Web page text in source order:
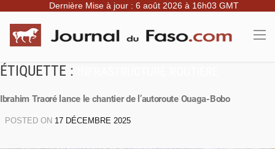
Dernière Mise à jour : 6 août 2026 à 16h03 GMT
ÉTIQUETTE :
Ibrahim Traoré lance le chantier de l’autoroute Ouaga-Bobo
POSTED ON 17 DÉCEMBRE 2025